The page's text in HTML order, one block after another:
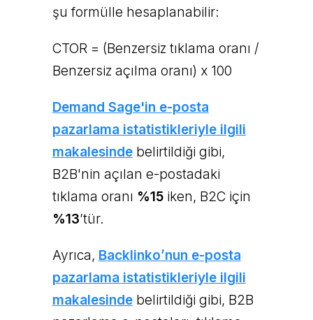
şu formülle hesaplanabilir:
CTOR = (Benzersiz tıklama oranı /
Benzersiz açılma oranı) x 100
Demand Sage'in e-posta
pazarlama istatistikleriyle ilgili
makalesindebelirtildiği gibi,
B2B'nin açılan e-postadaki
tıklama oranı %15iken, B2C için
%13’tür.
Ayrıca, Backlinko’nun e-posta
pazarlama istatistikleriyle ilgili
makalesindebelirtildiği gibi, B2B